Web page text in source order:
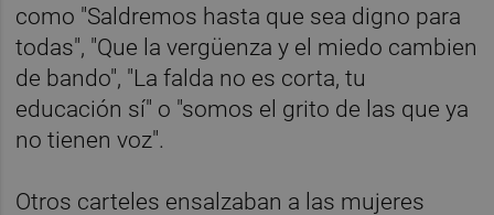
como "Saldremos hasta que sea digno para
todas", "Que la vergüenza y el miedo cambien
de bando", "La falda no es corta, tu
educación sí" o "somos el grito de las que ya
no tienen voz".
Otros carteles ensalzaban a las mujeres